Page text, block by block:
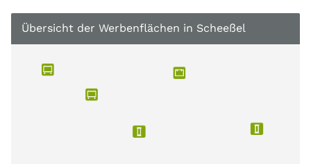
Übersicht der Werbenflächen in Scheeßel